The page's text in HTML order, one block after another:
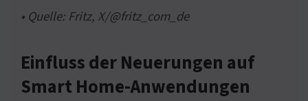
• Quelle: Fritz, X/@fritz_com_de
Einfluss der Neuerungen auf
Smart Home-Anwendungen